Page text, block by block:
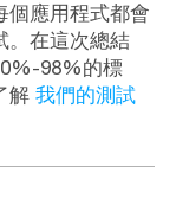
個應用程式都會
。在這次總結
98%的標
解 我們的測試